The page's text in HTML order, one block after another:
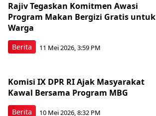
Berita
Rajiv Tegaskan Komitmen Awasi
Program Makan Bergizi Gratis untuk
Warga
11 Mei 2026, 3:59 PM
Berita
Komisi IX DPR RI Ajak Masyarakat
Kawal Bersama Program MBG
10 Mei 2026, 8:32 PM